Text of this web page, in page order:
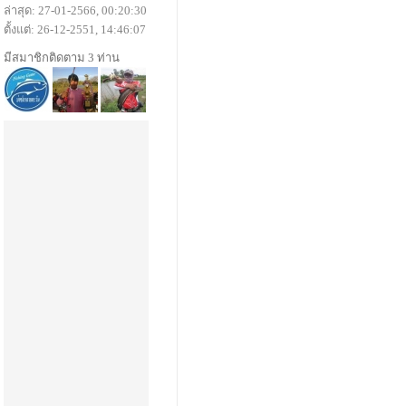
ล่าสุด: 27-01-2566, 00:20:30
ตั้งแต่: 26-12-2551, 14:46:07
มีสมาชิกติดตาม 3 ท่าน